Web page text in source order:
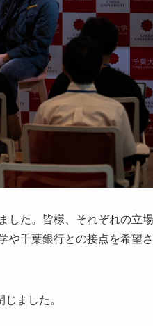
した。皆様、それぞれの立
や千葉銀行との接点を希望
ました。